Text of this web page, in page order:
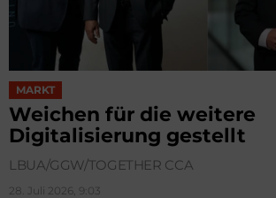
MARKT
Weichen für die weitere
Digitalisierung gestellt
LBUA/GGW/TOGETHER CCA
28. Juli 2026, 9:03